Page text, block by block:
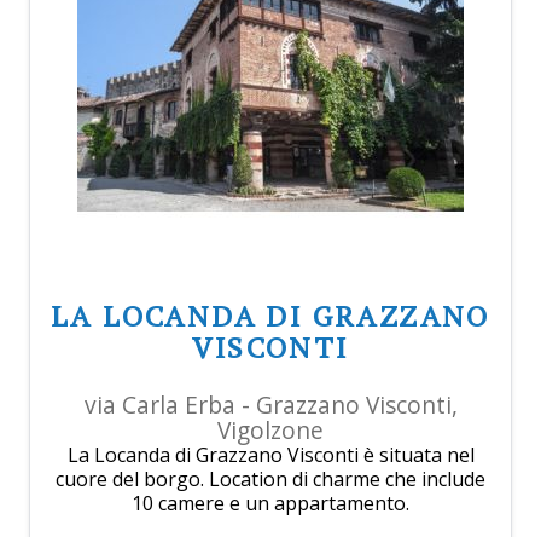
LA LOCANDA DI GRAZZANO
VISCONTI
via Carla Erba - Grazzano Visconti,
Vigolzone
La Locanda di Grazzano Visconti è situata nel
cuore del borgo. Location di charme che include
10 camere e un appartamento.